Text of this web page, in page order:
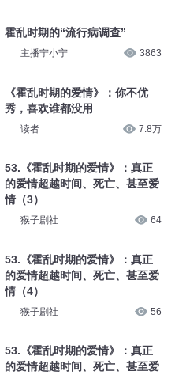
霍乱时期的“流行病调查”
主播宁小宁 3863
《霍乱时期的爱情》：你不优
秀，喜欢谁都没用
读者 7.8万
53.《霍乱时期的爱情》：真正
的爱情超越时间、死亡、甚至爱
情（3）
猴子剧社 64
53.《霍乱时期的爱情》：真正
的爱情超越时间、死亡、甚至爱
情（4）
猴子剧社 56
53.《霍乱时期的爱情》：真正
的爱情超越时间、死亡、甚至爱